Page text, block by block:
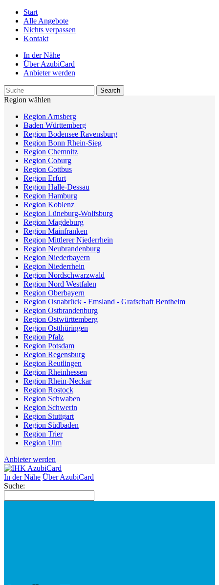
Start
Alle Angebote
Nichts verpassen
Kontakt
In der Nähe
Über AzubiCard
Anbieter werden
Region wählen
Region Arnsberg
Baden Württemberg
Region Bodensee Ravensburg
Region Bonn Rhein-Sieg
Region Chemnitz
Region Coburg
Region Cottbus
Region Erfurt
Region Halle-Dessau
Region Hamburg
Region Koblenz
Region Lüneburg-Wolfsburg
Region Magdeburg
Region Mainfranken
Region Mittlerer Niederrhein
Region Neubrandenburg
Region Niederbayern
Region Niederrhein
Region Nordschwarzwald
Region Nord Westfalen
Region Oberbayern
Region Osnabrück - Emsland - Grafschaft Bentheim
Region Ostbrandenburg
Region Ostwürttemberg
Region Ostthüringen
Region Pfalz
Region Potsdam
Region Regensburg
Region Reutlingen
Region Rheinhessen
Region Rhein-Neckar
Region Rostock
Region Schwaben
Region Schwerin
Region Stuttgart
Region Südbaden
Region Trier
Region Ulm
Anbieter werden
In der Nähe Über AzubiCard
Suche: